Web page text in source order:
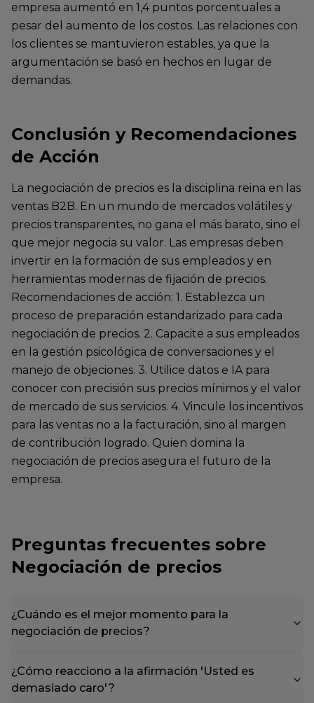
empresa aumentó en 1,4 puntos porcentuales a
pesar del aumento de los costos. Las relaciones con
los clientes se mantuvieron estables, ya que la
argumentación se basó en hechos en lugar de
demandas.
Conclusión y Recomendaciones
de Acción
La negociación de precios es la disciplina reina en las
ventas B2B. En un mundo de mercados volátiles y
precios transparentes, no gana el más barato, sino el
que mejor negocia su valor. Las empresas deben
invertir en la formación de sus empleados y en
herramientas modernas de fijación de precios.
Recomendaciones de acción: 1. Establezca un
proceso de preparación estandarizado para cada
negociación de precios. 2. Capacite a sus empleados
en la gestión psicológica de conversaciones y el
manejo de objeciones. 3. Utilice datos e IA para
conocer con precisión sus precios mínimos y el valor
de mercado de sus servicios. 4. Vincule los incentivos
para las ventas no a la facturación, sino al margen
de contribución logrado. Quien domina la
negociación de precios asegura el futuro de la
empresa.
Preguntas frecuentes sobre
Negociación de precios
¿Cuándo es el mejor momento para la
negociación de precios?
¿Cómo reacciono a la afirmación 'Usted es
demasiado caro'?